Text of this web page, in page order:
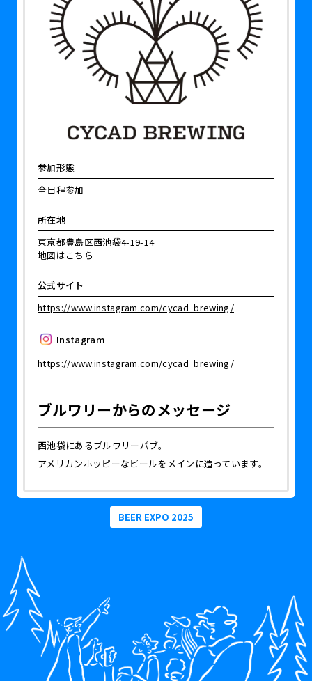
参加形態
全日程参加
所在地
東京都豊島区西池袋4-19-14
地図はこちら
公式サイト
https://www.instagram.com/cycad_brewing/
Instagram
https://www.instagram.com/cycad_brewing/
ブルワリーからのメッセージ
西池袋にあるブルワリーパブ。
アメリカンホッピーなビールをメインに造っています。
BEER EXPO 2025